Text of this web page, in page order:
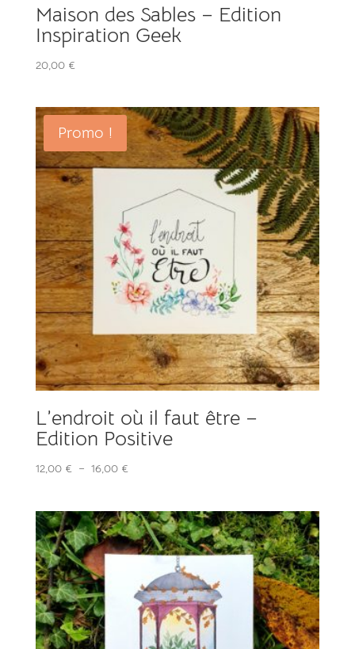
Maison des Sables – Edition
Inspiration Geek
20,00 €
Promo !
L’endroit où il faut être –
Edition Positive
12,00 € – 16,00 €Plage
12,00 €
à
16,00 €